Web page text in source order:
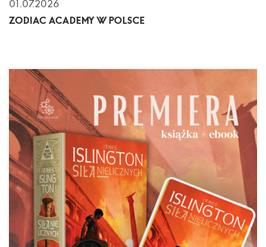
01.07.2026
ZODIAC ACADEMY W POLSCE